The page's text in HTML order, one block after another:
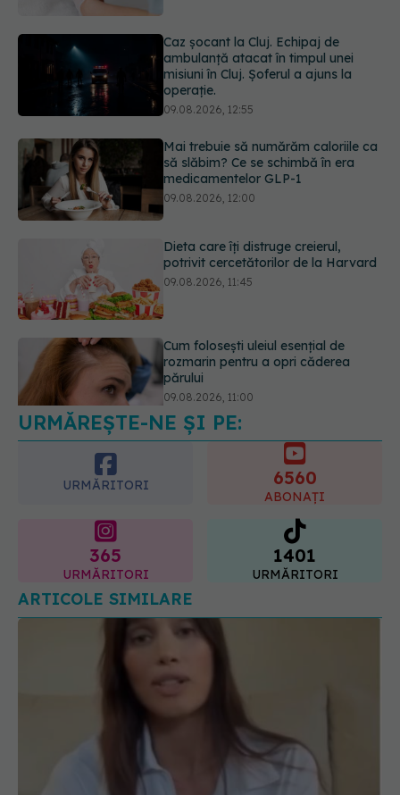
Mai trebuie să numărăm caloriile ca
să slăbim? Ce se schimbă în era
medicamentelor GLP-1
09.08.2026, 12:00
Dieta care îți distruge creierul,
potrivit cercetătorilor de la Harvard
09.08.2026, 11:45
Cum folosești uleiul esențial de
rozmarin pentru a opri căderea
părului
Ce este testul TORCH și cine trebuie
să-l facă. Ce înseamnă un rezultat
pozitiv
09.08.2026, 13:00
URMĂREȘTE-NE ȘI PE:
URMĂRITORI
365
URMĂRITORI
1401
URMĂRITORI
Alina Pușcău dezvăluie diagnosticul care i-a
schimbat viața: Am cancer la sân. Am intrat în